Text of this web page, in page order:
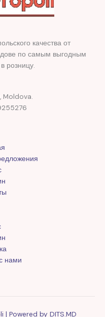
качества от
по самым выгодным
розницу.
Moldova.
нами
| Powered by DITS.MD